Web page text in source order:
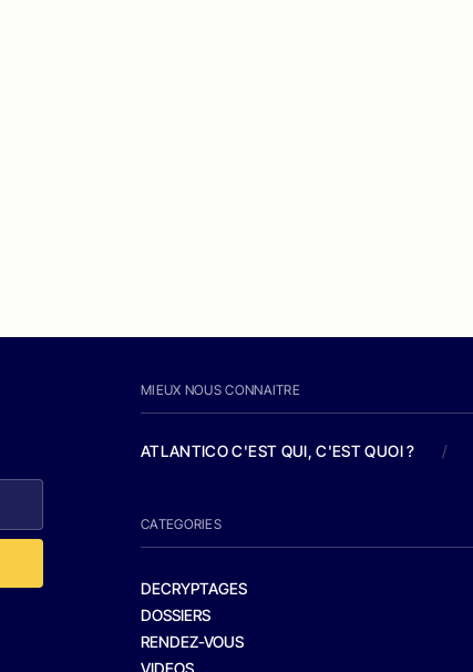
MIEUX NOUS CONNAITRE
ATLANTICO C'EST QUI, C'EST QUOI ? /
CATEGORIES
DECRYPTAGES
DOSSIERS
RENDEZ-VOUS
VIDEOS